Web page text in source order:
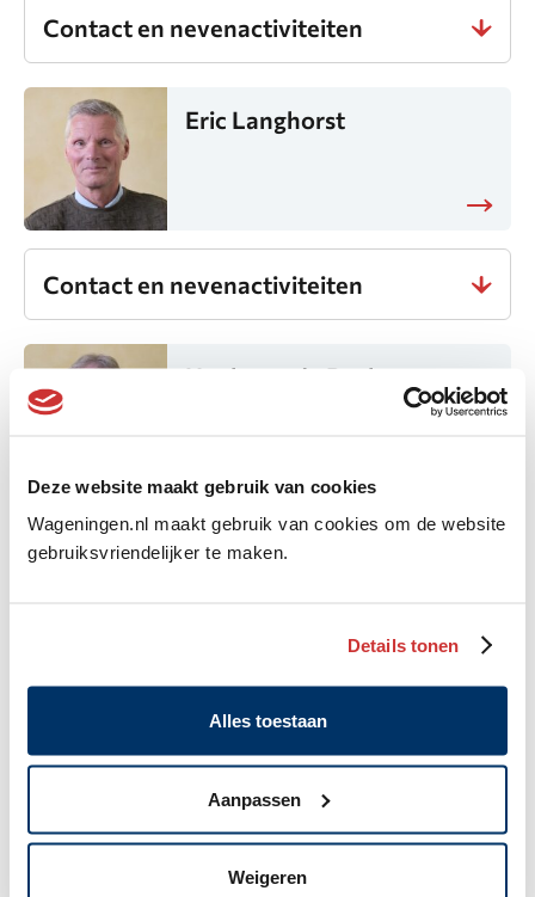
Deze website maakt gebruik van cookies
Wageningen.nl maakt gebruik van cookies om de website
gebruiksvriendelijker te maken.
Details tonen
Alles toestaan
Aanpassen
Weigeren
Contact en nevenactiviteiten
Eric Langhorst
Contact en nevenactiviteiten
Henk van de Beek
Contact en nevenactiviteiten
Monique Peters